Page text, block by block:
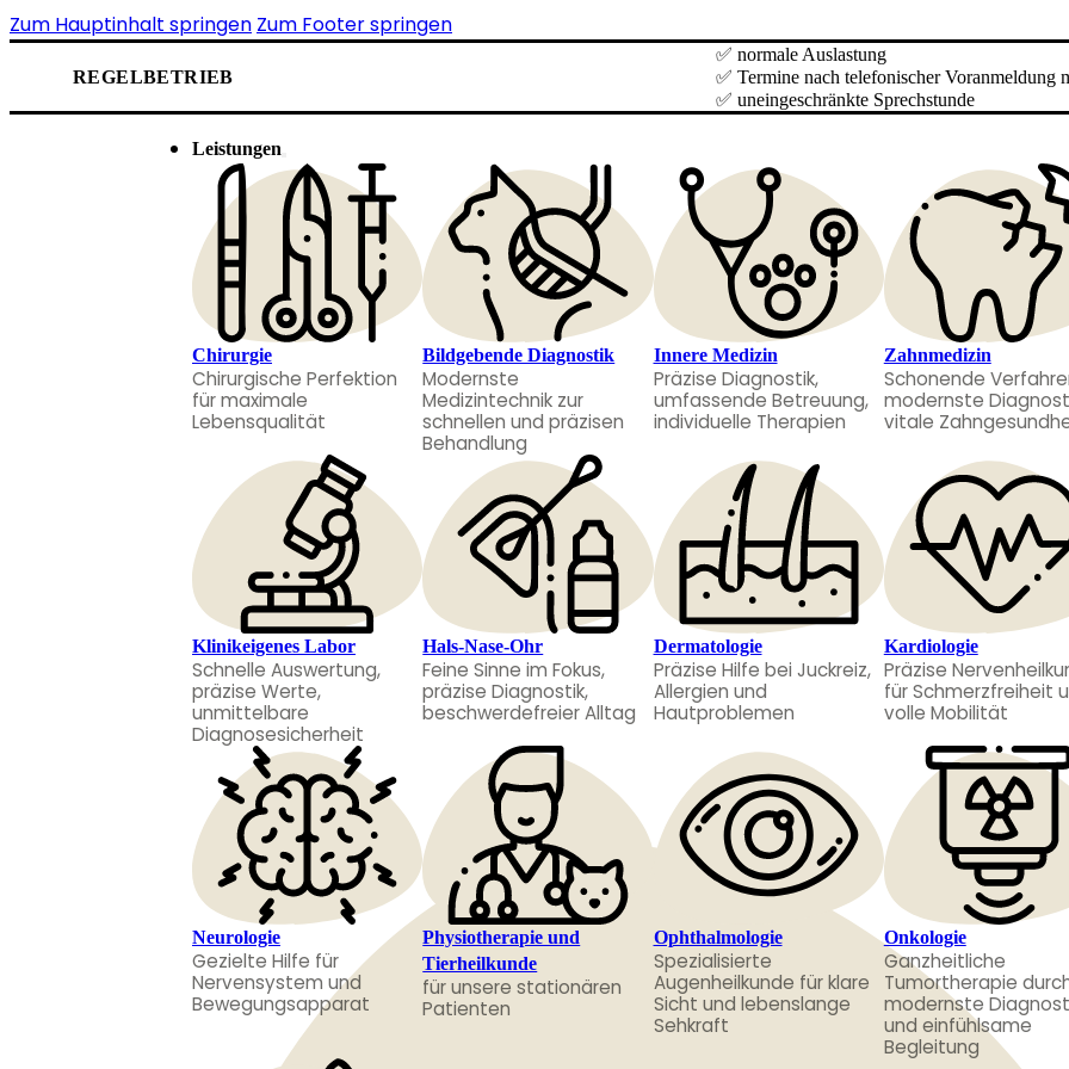
Zum Hauptinhalt springen Zum Footer springen
REGELBETRIEB
✅ normale Auslastung
✅ Termine nach telefonischer Voranmeldung
✅ uneingeschränkte Sprechstunde
Leistungen
Chirurgie
Chirurgische Perfektion
für maximale
Lebensqualität
Bildgebende Diagnostik
Modernste
Medizintechnik zur
schnellen und präzisen
Behandlung
Innere Medizin
Präzise Diagnostik,
umfassende Betreuung,
individuelle Therapien
Zahnmedizin
Schonende
modernste
vitale
Klinikeigenes Labor
Schnelle Auswertung,
präzise Werte,
unmittelbare
Diagnosesicherheit
Hals-Nase-Ohr
Feine Sinne im Fokus,
präzise Diagnostik,
beschwerdefreier Alltag
Dermatologie
Präzise Hilfe bei Juckreiz,
Allergien und
Hautproblemen
Kardiologie
Präzise
für Schmerzfreiheit
volle Mobilität
Neurologie
Gezielte Hilfe für
Nervensystem und
Bewegungsapparat
Physiotherapie und
Tierheilkunde
für unsere stationären
Patienten
Ophthalmologie
Spezialisierte
Augenheilkunde für klare
Sicht und lebenslange
Sehkraft
Onkologie
Ganzheitliche
Tumortherapie
modernste
und einfühlsame
Begleitung